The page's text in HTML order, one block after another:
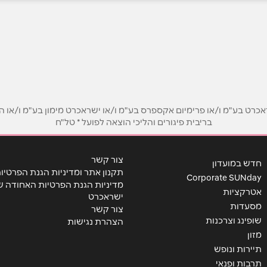
בע"מ ו/או פרימיום אקספרס בע"מ ו/או ישראכרט מימון בע"מ ו/או
בריבית פיגורים והליכי הוצאה לפועל * טל"ח
חדש במועדון
Corporate SUNday
אטרקציות
מסעדות
שופינג וצרכנות
מזון
תיירות ונופש
תרבות ופנאי
צור קשר
תקנון אתר ומדיניות הגנת
מדיניות הגנת הפרטיות האחודה
ישראכרט
צור קשר
הצהרת נגישות